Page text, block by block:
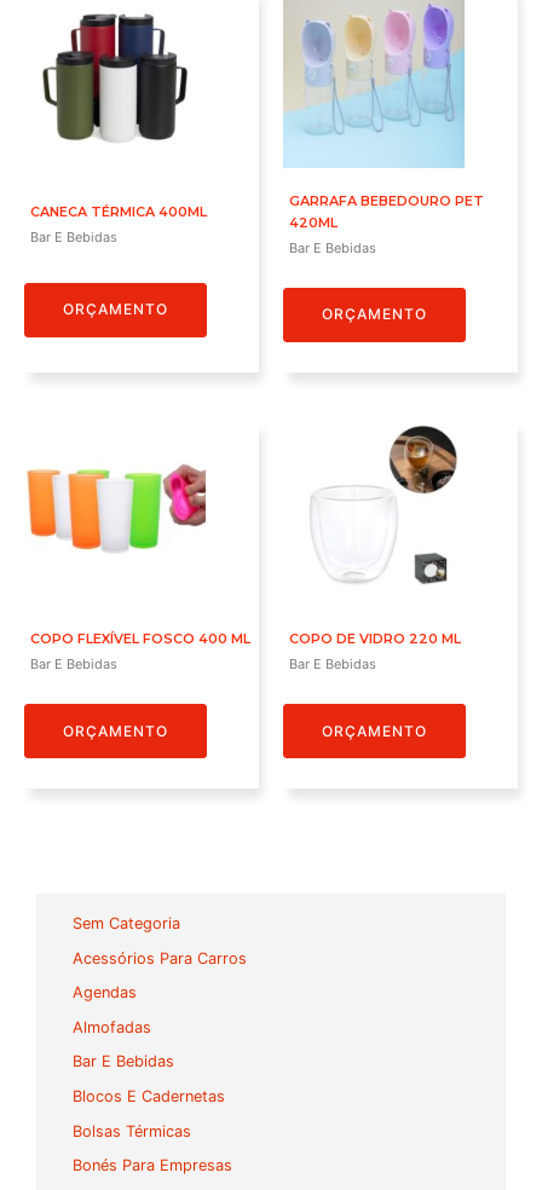
Sem Categoria
Acessórios Para Carros
Agendas
Almofadas
Bar E Bebidas
Blocos E Cadernetas
Bolsas Térmicas
Bonés Para Empresas
CANECA TÉRMICA 400ML
Bar E Bebidas
ORÇAMENTO
GARRAFA BEBEDOURO PET
420ML
Bar E Bebidas
ORÇAMENTO
COPO FLEXÍVEL FOSCO 400 ML
Bar E Bebidas
ORÇAMENTO
COPO DE VIDRO 220 ML
Bar E Bebidas
ORÇAMENTO